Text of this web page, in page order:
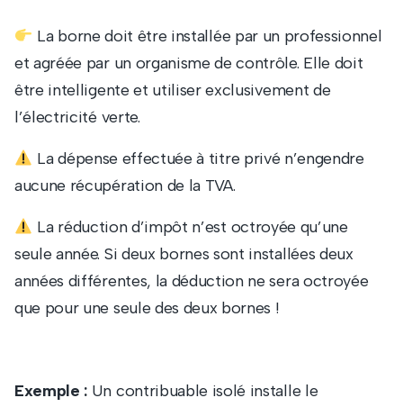
La borne doit être installée par un professionnel
et agréée par un organisme de contrôle. Elle doit
être intelligente et utiliser exclusivement de
l’électricité verte.
La dépense effectuée à titre privé n’engendre
aucune récupération de la TVA.
La réduction d’impôt n’est octroyée qu’une
seule année. Si deux bornes sont installées deux
années différentes, la déduction ne sera octroyée
que pour une seule des deux bornes !
Exemple : Un contribuable isolé installe le